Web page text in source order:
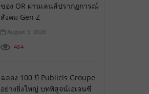
ของ OR ผ่านเลนส์ปรากฏการณ์
สังคม Gen Z
August 5, 2026
484
ฉลอง 100 ปี Publicis Groupe
อย่างยิ่งใหญ่ บทพิสูจน์เอเจนซี่